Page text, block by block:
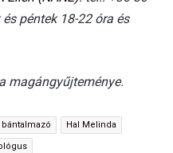
péntek 18-22 óra és
magángyűjteménye.
bántalmazó Hal Melinda